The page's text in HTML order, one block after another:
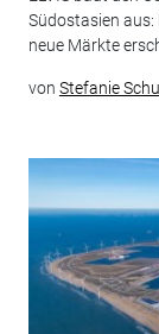
Südostasien aus:
neue Märkte
von Stefanie